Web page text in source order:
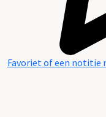
Favoriet of een notitie